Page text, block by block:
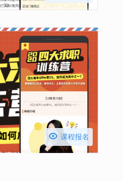
 课程报名